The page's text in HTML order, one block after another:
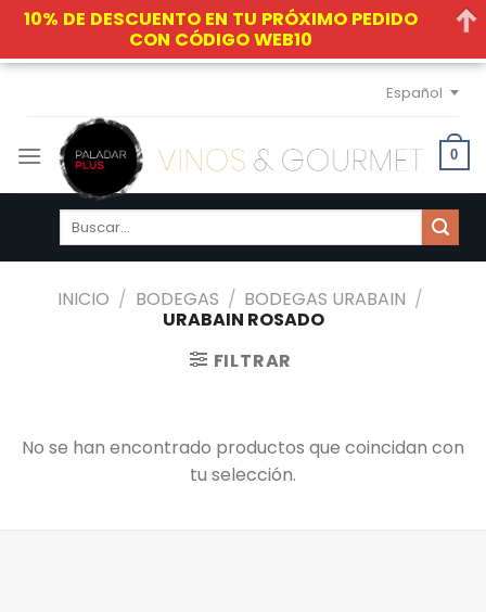
content
Español
0
Buscar
INICIO / BODEGAS / BODEGAS URABAIN /
URABAIN ROSADO
FILTRAR
No se han encontrado productos que coincidan con
tu selección.
10% DE DESCUENTO EN TU PRÓXIMO PEDIDO
CON CÓDIGO WEB10